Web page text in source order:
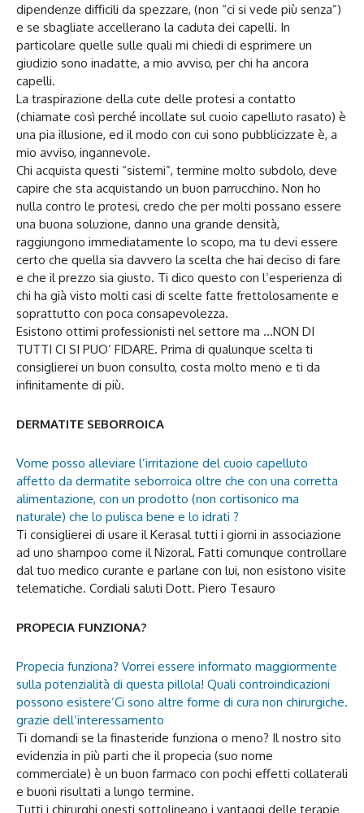
dipendenze difficili da spezzare, (non “ci si vede più senza”)
e se sbagliate accellerano la caduta dei capelli. In
particolare quelle sulle quali mi chiedi di esprimere un
giudizio sono inadatte, a mio avviso, per chi ha ancora
capelli.
La traspirazione della cute delle protesi a contatto
(chiamate così perché incollate sul cuoio capelluto rasato) è
una pia illusione, ed il modo con cui sono pubblicizzate è, a
mio avviso, ingannevole.
Chi acquista questi “sistemi”, termine molto subdolo, deve
capire che sta acquistando un buon parrucchino. Non ho
nulla contro le protesi, credo che per molti possano essere
una buona soluzione, danno una grande densità,
raggiungono immediatamente lo scopo, ma tu devi essere
certo che quella sia davvero la scelta che hai deciso di fare
e che il prezzo sia giusto. Ti dico questo con l’esperienza di
chi ha già visto molti casi di scelte fatte frettolosamente e
soprattutto con poca consapevolezza.
Esistono ottimi professionisti nel settore ma …NON DI
TUTTI CI SI PUO’ FIDARE. Prima di qualunque scelta ti
consiglierei un buon consulto, costa molto meno e ti da
infinitamente di più.
DERMATITE SEBORROICA
Vome posso alleviare l’irritazione del cuoio capelluto
affetto da dermatite seborroica oltre che con una corretta
alimentazione, con un prodotto (non cortisonico ma
naturale) che lo pulisca bene e lo idrati ?
Ti consiglierei di usare il Kerasal tutti i giorni in associazione
ad uno shampoo come il Nizoral. Fatti comunque controllare
dal tuo medico curante e parlane con lui, non esistono visite
telematiche. Cordiali saluti Dott. Piero Tesauro
PROPECIA FUNZIONA?
Propecia funziona? Vorrei essere informato maggiormente
sulla potenzialità di questa pillola! Quali controindicazioni
possono esistere’Ci sono altre forme di cura non chirurgiche.
grazie dell’interessamento
Ti domandi se la finasteride funziona o meno? Il nostro sito
evidenzia in più parti che il propecia (suo nome
commerciale) è un buon farmaco con pochi effetti collaterali
e buoni risultati a lungo termine.
Tutti i chirurghi onesti sottolineano i vantaggi delle terapie